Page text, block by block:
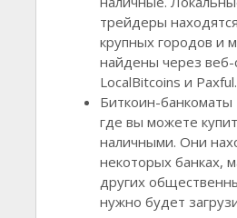
трейдеры
крупных городов и
найдены через веб-
LocalBitcoins и Paxful.
Биткоин-банкоматы
где вы можете
наличными. Они
некоторых банках,
других
нужно будет